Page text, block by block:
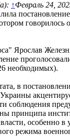
↑Февраль 24,
говорилось
Ярослав
необходимых).
в
соблюдения
принципа
особенно в
режима